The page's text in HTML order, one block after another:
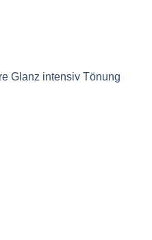
Glanz intensiv Tönung